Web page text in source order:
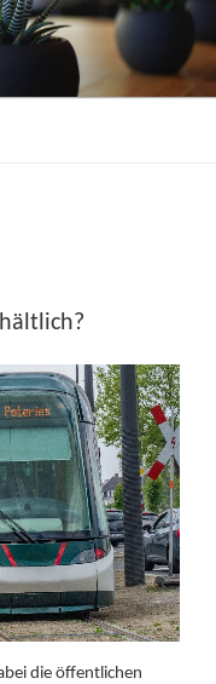
die öffentlichen